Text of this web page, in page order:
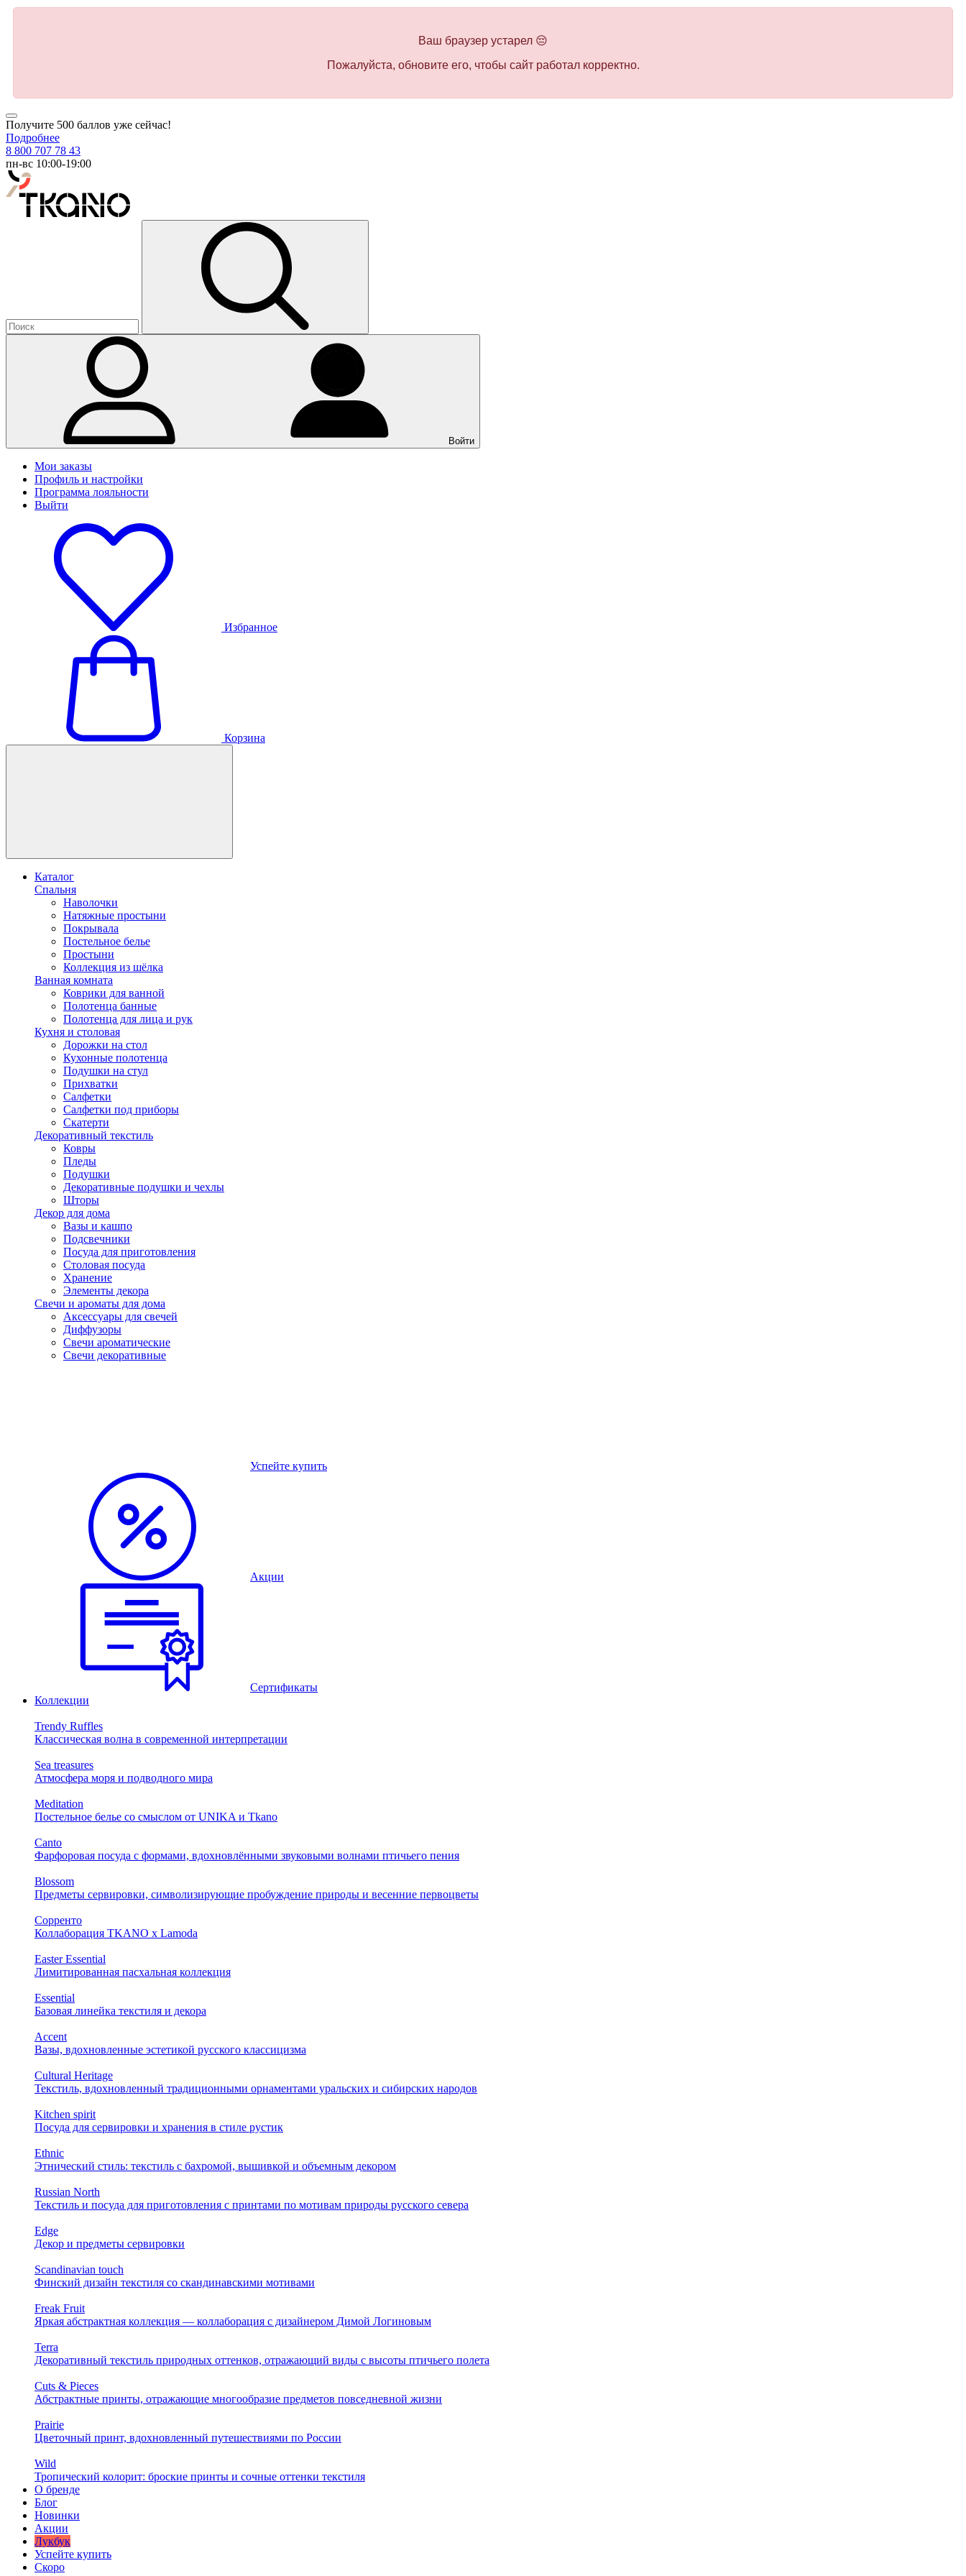
Ваш браузер устарел 😔
Пожалуйста, обновите его, чтобы сайт работал корректно.
Получите 500 баллов уже сейчас!
Подробнее
8 800 707 78 43
пн-вс 10:00-19:00
Войти
Мои заказы
Профиль и настройки
Программа лояльности
Выйти
Избранное
Корзина
Каталог
Спальня
Наволочки
Натяжные простыни
Покрывала
Постельное белье
Простыни
Коллекция из шёлка
Ванная комната
Коврики для ванной
Полотенца банные
Полотенца для лица и рук
Кухня и столовая
Дорожки на стол
Кухонные полотенца
Подушки на стул
Прихватки
Салфетки
Салфетки под приборы
Скатерти
Декоративный текстиль
Ковры
Пледы
Подушки
Декоративные подушки и чехлы
Шторы
Декор для дома
Вазы и кашпо
Подсвечники
Посуда для приготовления
Столовая посуда
Хранение
Элементы декора
Свечи и ароматы для дома
Аксессуары для свечей
Диффузоры
Свечи ароматические
Свечи декоративные
Успейте купить
Акции
Сертификаты
Коллекции
Trendy Ruffles
Классическая волна в современной интерпретации
Sea treasures
Атмосфера моря и подводного мира
Meditation
Постельное белье со смыслом от UNIKA и Tkano
Canto
Фарфоровая посуда с формами, вдохновлёнными звуковыми волнами птичьего пения
Blossom
Предметы сервировки, символизирующие пробуждение природы и весенние первоцветы
Сорренто
Коллаборация TKANO х Lamoda
Easter Essential
Лимитированная пасхальная коллекция
Essential
Базовая линейка текстиля и декора
Accent
Вазы, вдохновленные эстетикой русского классицизма
Cultural Heritage
Текстиль, вдохновленный традиционными орнаментами уральских и сибирских народов
Kitchen spirit
Посуда для сервировки и хранения в стиле рустик
Ethnic
Этнический стиль: текстиль с бахромой, вышивкой и объемным декором
Russian North
Текстиль и посуда для приготовления с принтами по мотивам природы русского севера
Edge
Декор и предметы сервировки
Scandinavian touch
Финский дизайн текстиля со скандинавскими мотивами
Freak Fruit
Яркая абстрактная коллекция — коллаборация с дизайнером Димой Логиновым
Terra
Декоративный текстиль природных оттенков, отражающий виды с высоты птичьего полета
Cuts & Pieces
Абстрактные принты, отражающие многообразие предметов повседневной жизни
Prairie
Цветочный принт, вдохновленный путешествиями по России
Wild
Тропический колорит: броские принты и сочные оттенки текстиля
О бренде
Блог
Новинки
Акции
Лукбук
Успейте купить
Скоро